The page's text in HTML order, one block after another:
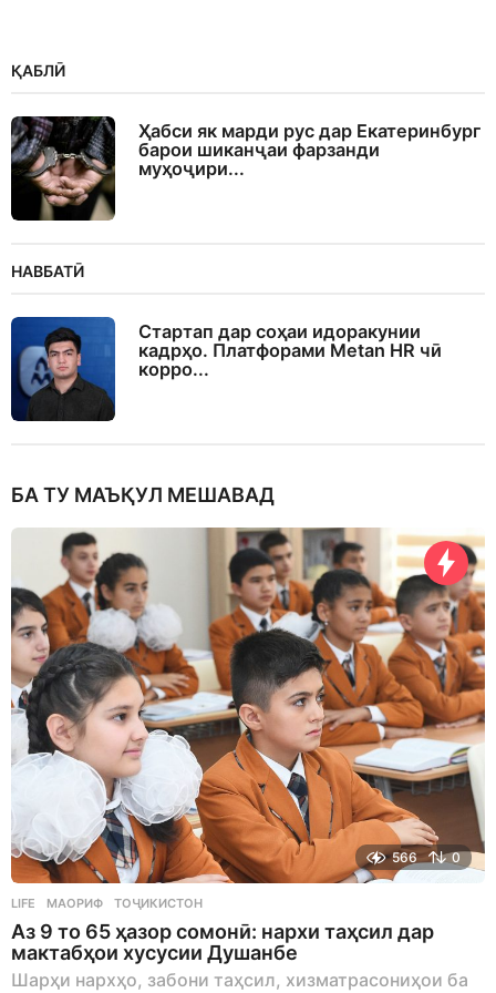
ҚАБЛӢ
Ҳабси як марди рус дар Екатеринбург
барои шиканҷаи фарзанди
муҳоҷири...
НАВБАТӢ
Стартап дар соҳаи идоракунии
кадрҳо. Платфорами Metan HR чӣ
корро...
БА ТУ МАЪҚУЛ МЕШАВАД
566 0
LIFE МАОРИФ ,ТОҶИКИСТОН
Аз 9 то 65 ҳазор сомонӣ: нархи таҳсил дар
мактабҳои хусусии Душанбе
Шарҳи нархҳо, забони таҳсил, хизматрасониҳои ба